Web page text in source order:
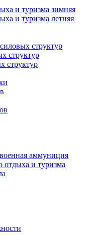
и туризма зимняя
и туризма летняя
структур
структур
структур
аммуниция
отдыха и туризма